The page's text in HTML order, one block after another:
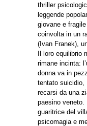
thriller
leggende
giovane e
coinvolta in un
(Ivan Franek),
Il loro equilibrio
rimane incinta:
donna va in
tentato suicidio,
recarsi da una
paesino veneto.
guaritrice del
psicomagia e